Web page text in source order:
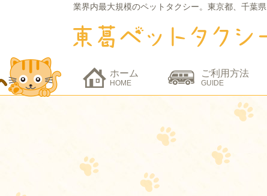
業界内最大規模のペットタクシー。 東京都、千葉
ホーム
HOME
ご利用方法
GUIDE